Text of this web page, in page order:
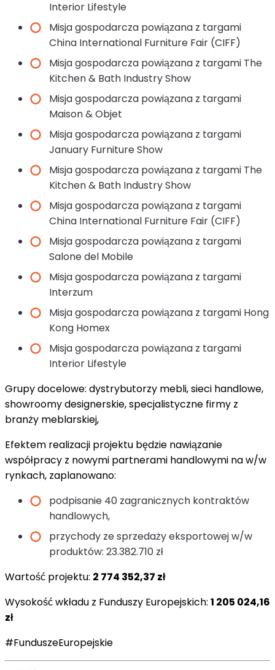
Interior Lifestyle
Misja gospodarcza powiązana z targami
China International Furniture Fair (CIFF)
Misja gospodarcza powiązana z targami The
Kitchen & Bath Industry Show
Misja gospodarcza powiązana z targami
Maison & Objet
Misja gospodarcza powiązana z targami
January Furniture Show
Misja gospodarcza powiązana z targami The
Kitchen & Bath Industry Show
Misja gospodarcza powiązana z targami
China International Furniture Fair (CIFF)
Misja gospodarcza powiązana z targami
Salone del Mobile
Misja gospodarcza powiązana z targami
Interzum
Misja gospodarcza powiązana z targami Hong
Kong Homex
Misja gospodarcza powiązana z targami
Interior Lifestyle
Grupy docelowe: dystrybutorzy mebli, sieci handlowe,
showroomy designerskie, specjalistyczne firmy z
branży meblarskiej,
Efektem realizacji projektu będzie nawiązanie
współpracy z nowymi partnerami handlowymi na w/w
rynkach, zaplanowano:
podpisanie 40 zagranicznych kontraktów
handlowych,
przychody ze sprzedaży eksportowej w/w
produktów: 23.382.710 zł
Wartość projektu: 2 774 352,37 zł
Wysokość wkładu z Funduszy Europejskich: 1 205 024,16
zł
#FunduszeEuropejskie